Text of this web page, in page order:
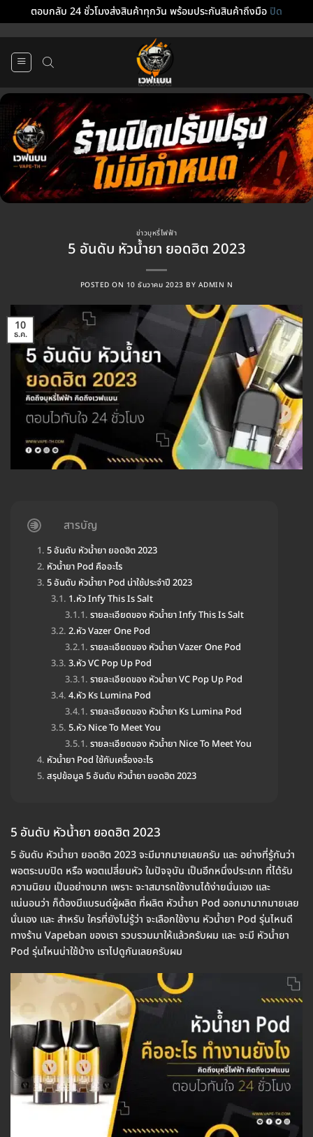
ตอบกลับ 24 ชั่วโมงส่งสินค้าทุกวัน พร้อมประกันสินค้าถึงมือปิด
ข่าวบุหรี่ไฟฟ้า
5 อันดับ หัวน้ำยา ยอดฮิต 2023
POSTED ON 10 ธันวาคม 2023 BY ADMIN N
10
ธ.ค.
สารบัญ
5 อันดับ หัวน้ำยา ยอดฮิต 2023
หัวน้ำยา Pod คืออะไร
5 อันดับ หัวน้ำยา Pod น่าใช้ประจำปี 2023
1.หัว Infy This Is Salt
รายละเอียดของ หัวน้ำยา Infy This Is Salt
2.หัว Vazer One Pod
รายละเอียดของ หัวน้ำยา Vazer One Pod
3.หัว VC Pop Up Pod
รายละเอียดของ หัวน้ำยา VC Pop Up Pod
4.หัว Ks Lumina Pod
รายละเอียดของ หัวน้ำยา Ks Lumina Pod
5.หัว Nice To Meet You
รายละเอียดของ หัวน้ำยา Nice To Meet You
หัวน้ำยา Pod ใช้กับเครื่องอะไร
สรุปข้อมูล 5 อันดับ หัวน้ำยา ยอดฮิต 2023
5 อันดับ หัวน้ำยา ยอดฮิต 2023
5 อันดับ หัวน้ำยา ยอดฮิต 2023 จะมีมากมายเลยครับ และ อย่างที่รู้กันว่า
พอตระบบปิด หรือ พอตเปลี่ยนหัว ในปัจจุบัน เป็นอีกหนึ่งประเภท ที่ได้รับ
ความนิยม เป็นอย่างมาก เพราะ จะาสมารถใช้งานได้ง่ายนั่นเอง และ
แน่นอนว่า ก็ต้องมีแบรนด์ผู้ผลิต ที่ผลิต หัวน้ำยา Pod ออกมามากมายเลย
นั่นเอง และ สำหรับ ใครที่ยังไม่รู้ว่า จะเลือกใช้งาน หัวน้ำยา Pod รุ่นไหนดี
ทางร้าน Vapeban ของเรา รวบรวมมาให้แล้วครับผม และ จะมี หัวน้ำยา
Pod รุ่นไหนน่าใช้บ้าง เราไปดูกันเลยครับผม